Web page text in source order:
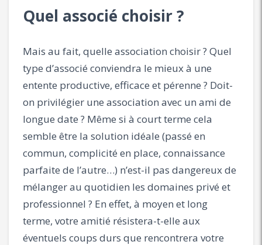
Quel associé choisir ?
Mais au fait, quelle association choisir ? Quel
type d’associé conviendra le mieux à une
entente productive, efficace et pérenne ? Doit-
on privilégier une association avec un ami de
longue date ? Même si à court terme cela
semble être la solution idéale (passé en
commun, complicité en place, connaissance
parfaite de l’autre…) n’est-il pas dangereux de
mélanger au quotidien les domaines privé et
professionnel ? En effet, à moyen et long
terme, votre amitié résistera-t-elle aux
éventuels coups durs que rencontrera votre